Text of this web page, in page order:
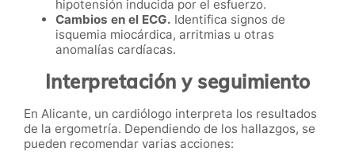
hipotensión inducida por el esfuerzo.
Cambios en el ECG. Identifica signos de
isquemia miocárdica, arritmias u otras
anomalías cardíacas.
Interpretación y seguimiento
En Alicante, un cardiólogo interpreta los resultados
de la ergometría. Dependiendo de los hallazgos, se
pueden recomendar varias acciones: